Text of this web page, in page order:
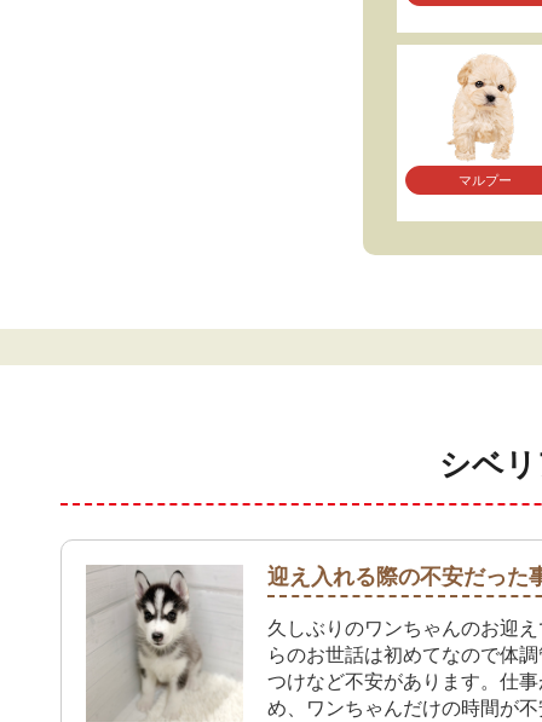
マルプー
シベ
迎え入れる際の不安だった
久しぶりのワンちゃんのお迎
らのお世話は初めてなので体
つけなど不安があります。仕
め、ワンちゃんだけの時間が